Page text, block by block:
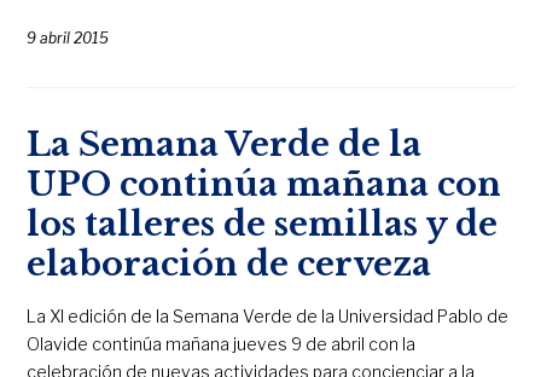
9 abril 2015
La Semana Verde de la
UPO continúa mañana con
los talleres de semillas y de
elaboración de cerveza
La XI edición de la Semana Verde de la Universidad Pablo de
Olavide continúa mañana jueves 9 de abril con la
celebración de nuevas actividades para concienciar a la